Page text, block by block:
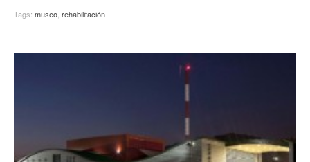
Tags: museo rehabilitación